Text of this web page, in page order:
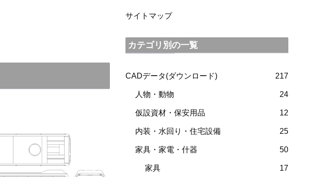
サイトマップ
カテゴリ別の一覧
CADデータ(ダウンロード) 217
人物・動物 24
仮設資材・保安用品 12
内装・水回り・住宅設備 25
家具・家電・什器 50
家具 17